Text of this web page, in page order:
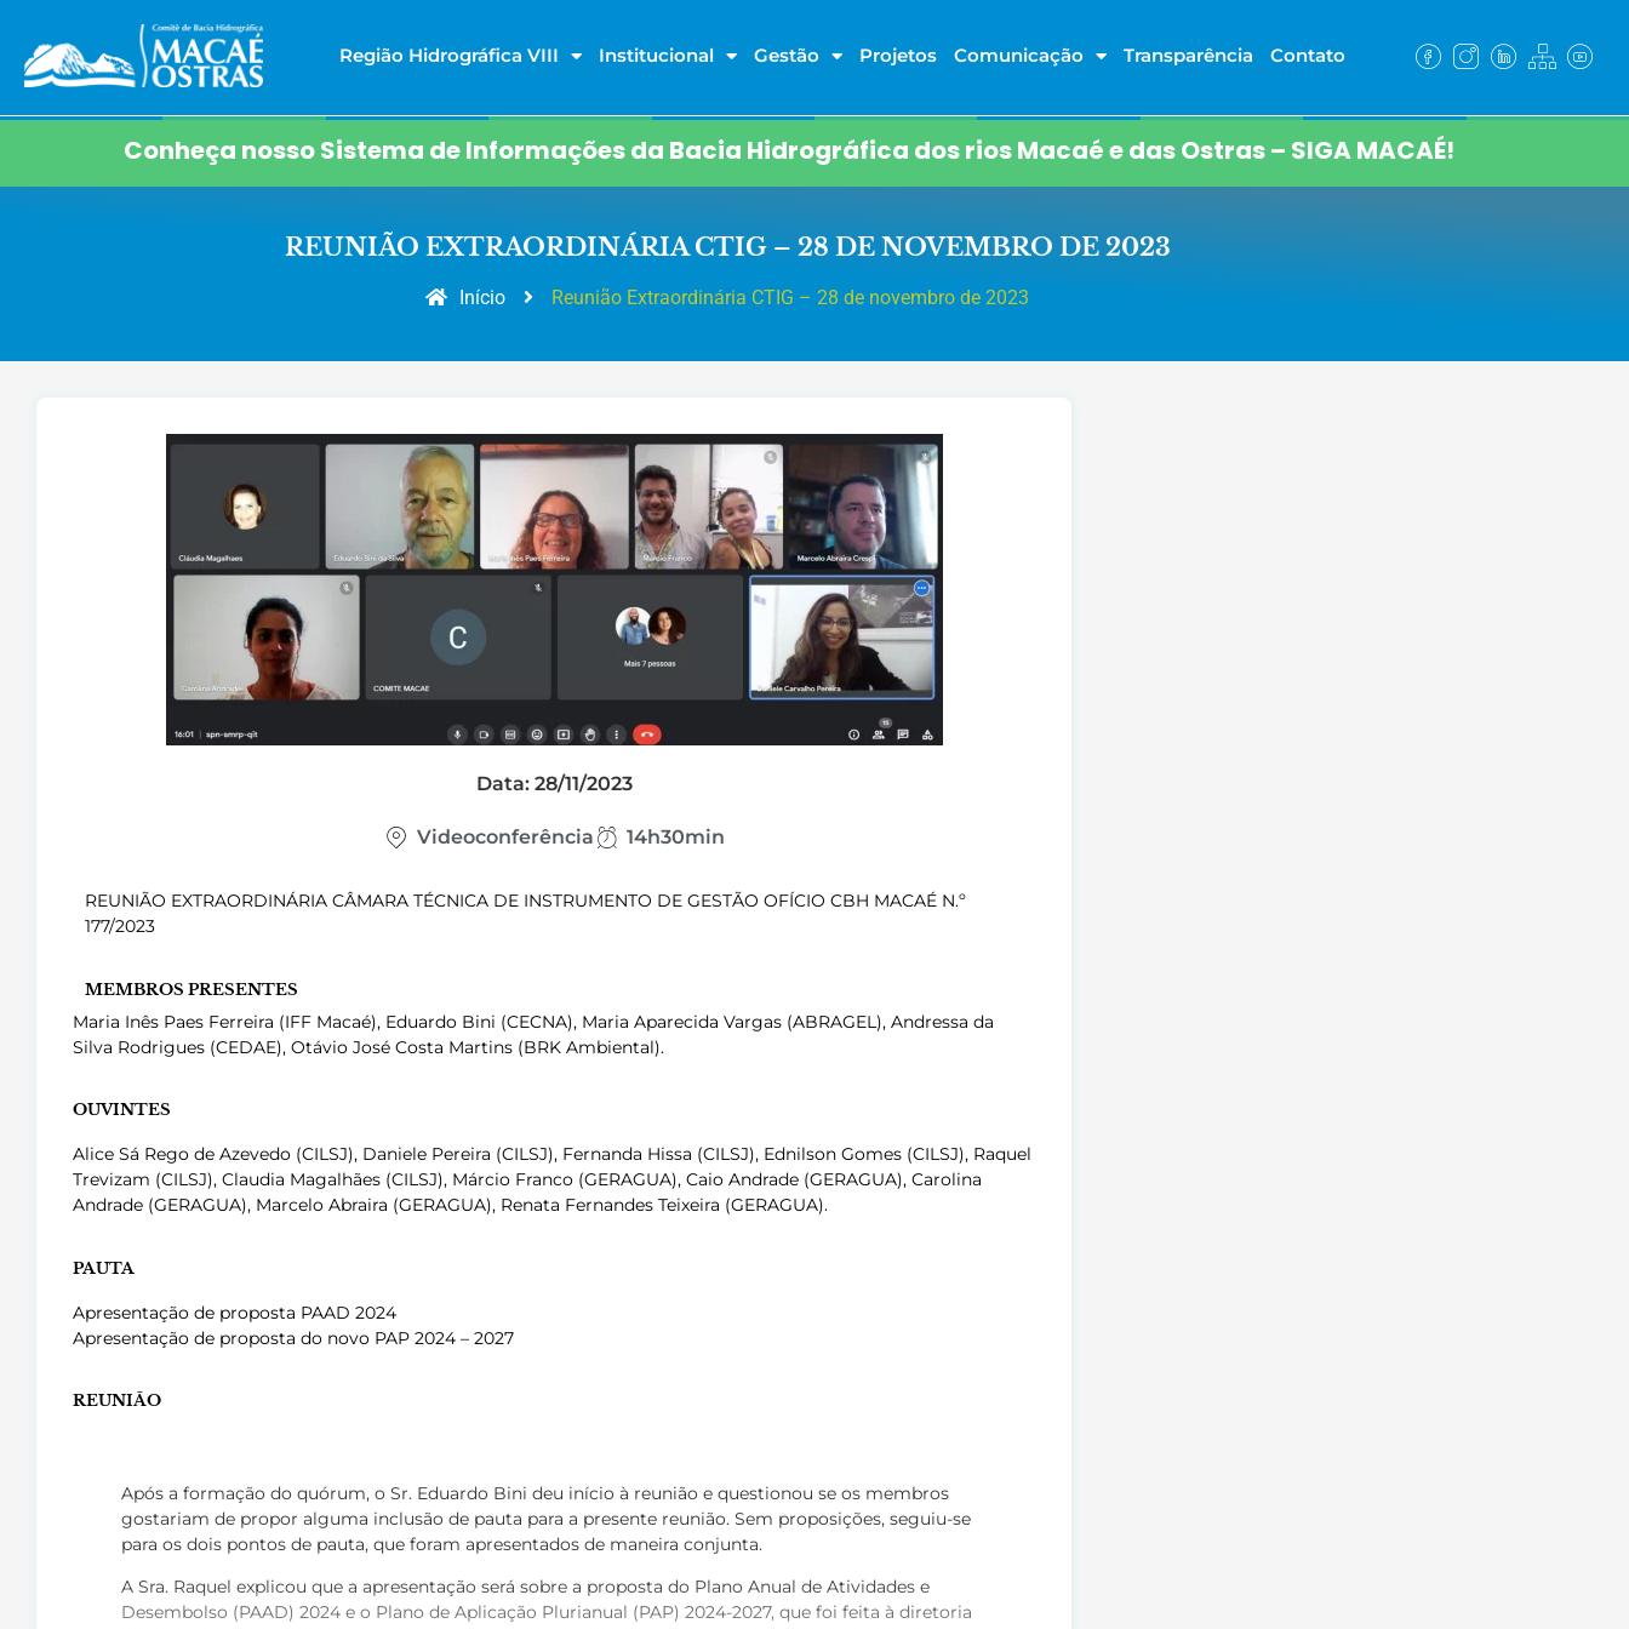
Região Hidrográfica VIII Institucional Gestão Projetos Comunicação Transparência Contato
Conheça nosso Sistema de Informações da Bacia Hidrográfica dos rios Macaé e das Ostras – SIGA MACAÉ!
REUNIÃO EXTRAORDINÁRIA CTIG – 28 DE NOVEMBRO DE 2023
Início Reunião Extraordinária CTIG – 28 de novembro de 2023
Data: 28/11/2023
Videoconferência 14h30min
REUNIÃO EXTRAORDINÁRIA CÂMARA TÉCNICA DE INSTRUMENTO DE GESTÃO OFÍCIO CBH MACAÉ N.º
177/2023
MEMBROS PRESENTES
Maria Inês Paes Ferreira (IFF Macaé), Eduardo Bini (CECNA), Maria Aparecida Vargas (ABRAGEL), Andressa da
Silva Rodrigues (CEDAE), Otávio José Costa Martins (BRK Ambiental).
OUVINTES
Alice Sá Rego de Azevedo (CILSJ), Daniele Pereira (CILSJ), Fernanda Hissa (CILSJ), Ednilson Gomes (CILSJ), Raquel
Trevizam (CILSJ), Claudia Magalhães (CILSJ), Márcio Franco (GERAGUA), Caio Andrade (GERAGUA), Carolina
Andrade (GERAGUA), Marcelo Abraira (GERAGUA), Renata Fernandes Teixeira (GERAGUA).
PAUTA
Apresentação de proposta PAAD 2024
Apresentação de proposta do novo PAP 2024 – 2027
REUNIÃO
Após a formação do quórum, o Sr. Eduardo Bini deu início à reunião e questionou se os membros
gostariam de propor alguma inclusão de pauta para a presente reunião. Sem proposições, seguiu-se
para os dois pontos de pauta, que foram apresentados de maneira conjunta.
A Sra. Raquel explicou que a apresentação será sobre a proposta do Plano Anual de Atividades e
Desembolso (PAAD) 2024 e o Plano de Aplicação Plurianual (PAP) 2024-2027, que foi feita à diretoria